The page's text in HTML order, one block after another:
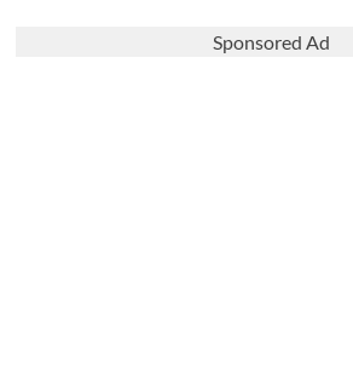
Sponsored Ad